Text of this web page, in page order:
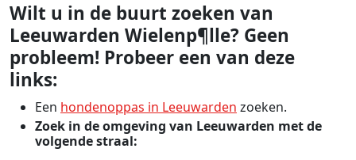
Wilt u in de buurt zoeken van
Leeuwarden Wielenp¶lle? Geen
probleem! Probeer een van deze
links:
Een hondenoppas in Leeuwarden zoeken.
Zoek in de omgeving van Leeuwarden met de
volgende straal: